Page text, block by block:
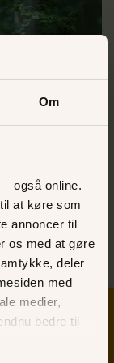
Om
også online.
at køre som
annoncer til
os med at gøre
deler
med
medier,
bedre til
SKER I DAG
larm